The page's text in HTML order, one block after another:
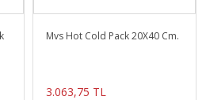
Mvs Hot Cold Pack 20X40 Cm.
3.063,75 TL